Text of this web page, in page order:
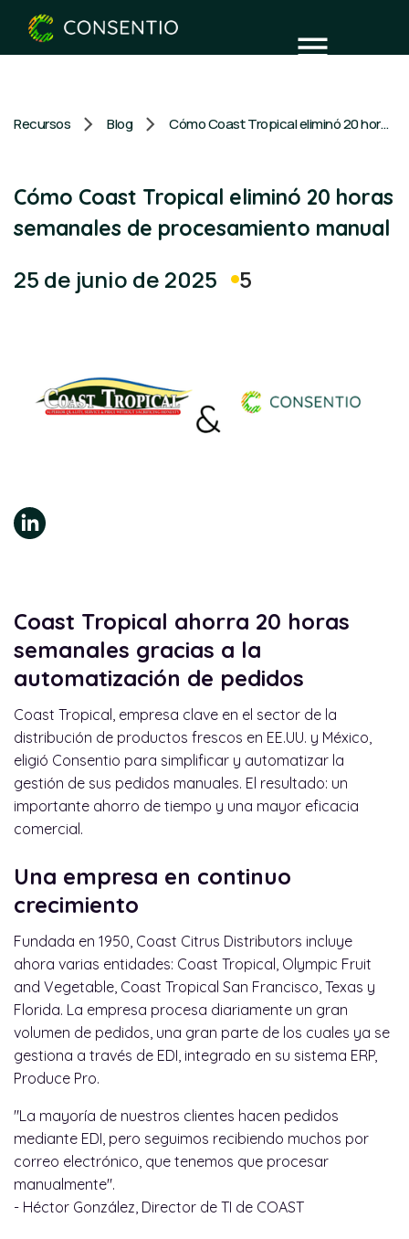
Recursos Blog Cómo Coast Tropical eliminó 20 horas semanales de procesamiento manual
Cómo Coast Tropical eliminó 20 horas
semanales de procesamiento manual
25 de junio de 2025 5
Coast Tropical ahorra 20 horas
semanales gracias a la
automatización de pedidos
Coast Tropical, empresa clave en el sector de la
distribución de productos frescos en EE.UU. y México,
eligió Consentio para simplificar y automatizar la
gestión de sus pedidos manuales. El resultado: un
importante ahorro de tiempo y una mayor eficacia
comercial.
Una empresa en continuo
crecimiento
Fundada en 1950, Coast Citrus Distributors incluye
ahora varias entidades: Coast Tropical, Olympic Fruit
and Vegetable, Coast Tropical San Francisco, Texas y
Florida. La empresa procesa diariamente un gran
volumen de pedidos, una gran parte de los cuales ya se
gestiona a través de EDI, integrado en su sistema ERP,
Produce Pro.
"La mayoría de nuestros clientes hacen pedidos
mediante EDI, pero seguimos recibiendo muchos por
correo electrónico, que tenemos que procesar
manualmente".
- Héctor González, Director de TI de COAST